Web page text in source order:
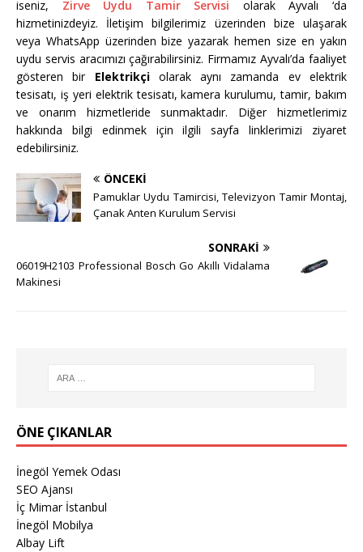
iseniz, Zirve Uydu Tamir Servisi olarak Ayvalı ‘da
hizmetinizdeyiz. İletişim bilgilerimiz üzerinden bize ulaşarak
veya WhatsApp üzerinden bize yazarak hemen size en yakın
uydu servis aracımızı çağırabilirsiniz. Firmamız Ayvalı’da faaliyet
gösteren bir Elektrikçiolarak aynı zamanda ev elektrik
tesisatı, iş yeri elektrik tesisatı, kamera kurulumu, tamir, bakım
ve onarım hizmetleride sunmaktadır. Diğer hizmetlerimiz
hakkında bilgi edinmek için ilgili sayfa linklerimizi ziyaret
edebilirsiniz.
ÖNCEKI
Pamuklar Uydu Tamircisi, Televizyon Tamir Montaj,
Çanak Anten Kurulum Servisi
SONRAKI
06019H2103 Professional Bosch Go Akıllı Vidalama
Makinesi
ÖNE ÇIKANLAR
İnegöl Yemek Odası
SEO Ajansı
İç Mimar İstanbul
İnegöl Mobilya
Albay Lift